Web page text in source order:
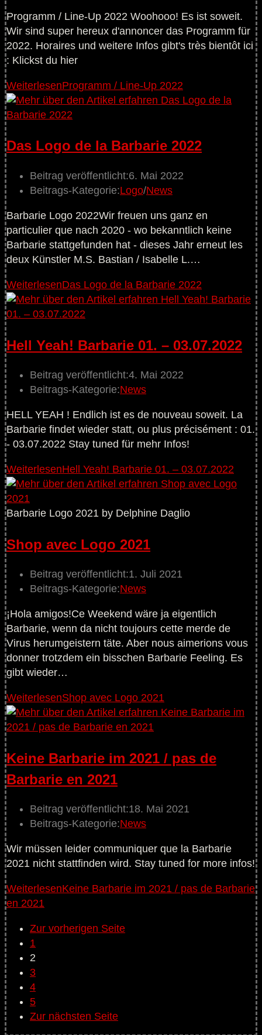
Programm / Line-Up 2022 Woohooo! Es ist soweit.
Wir sind super hereux d'annoncer das Programm für
2022. Horaires und weitere Infos gibt's très bientôt ici
: Klickst du hier
WeiterlesenProgramm / Line-Up 2022
Das Logo de la Barbarie 2022
Beitrag veröffentlicht:6. Mai 2022
Beitrags-Kategorie:Logo/News
Barbarie Logo 2022Wir freuen uns ganz en
particulier que nach 2020 - wo bekanntlich keine
Barbarie stattgefunden hat - dieses Jahr erneut les
deux Künstler M.S. Bastian / Isabelle L.…
WeiterlesenDas Logo de la Barbarie 2022
Hell Yeah! Barbarie 01. – 03.07.2022
Beitrag veröffentlicht:4. Mai 2022
Beitrags-Kategorie:News
HELL YEAH ! Endlich ist es de nouveau soweit. La
Barbarie findet wieder statt, ou plus précisément : 01.
- 03.07.2022 Stay tuned für mehr Infos!
WeiterlesenHell Yeah! Barbarie 01. – 03.07.2022
Barbarie Logo 2021 by Delphine Daglio
Shop avec Logo 2021
Beitrag veröffentlicht:1. Juli 2021
Beitrags-Kategorie:News
¡Hola amigos!Ce Weekend wäre ja eigentlich
Barbarie, wenn da nicht toujours cette merde de
Virus herumgeistern täte. Aber nous aimerions vous
donner trotzdem ein bisschen Barbarie Feeling. Es
gibt wieder…
WeiterlesenShop avec Logo 2021
Keine Barbarie im 2021 / pas de
Barbarie en 2021
Beitrag veröffentlicht:18. Mai 2021
Beitrags-Kategorie:News
Wir müssen leider communiquer que la Barbarie
2021 nicht stattfinden wird. Stay tuned for more infos!
WeiterlesenKeine Barbarie im 2021 / pas de Barbarie
en 2021
Zur vorherigen Seite
1
2
3
4
5
Zur nächsten Seite